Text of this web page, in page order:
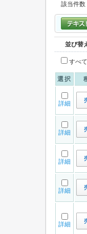
該当件数
並び替
すべ
選択
詳細
詳細
詳細
詳細
詳細